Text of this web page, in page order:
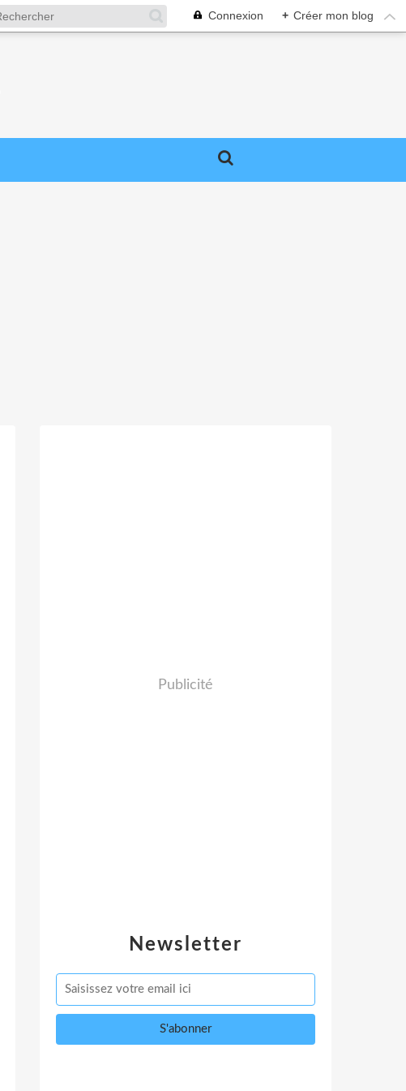
Connexion + Créer mon blog
Newsletter
Publicité